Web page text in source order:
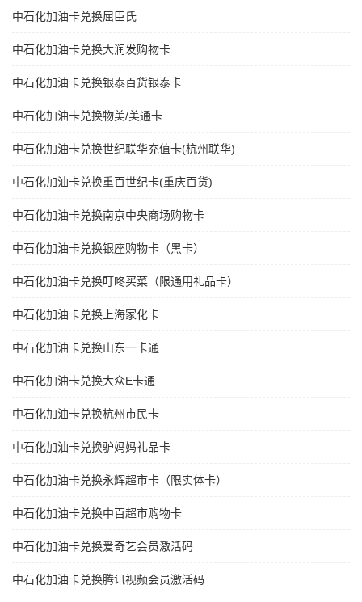
中石化加油卡兑换屈臣氏
中石化加油卡兑换大润发购物卡
中石化加油卡兑换银泰百货银泰卡
中石化加油卡兑换物美/美通卡
中石化加油卡兑换世纪联华充值卡(杭州联华)
中石化加油卡兑换重百世纪卡(重庆百货)
中石化加油卡兑换南京中央商场购物卡
中石化加油卡兑换银座购物卡（黑卡）
中石化加油卡兑换叮咚买菜（限通用礼品卡）
中石化加油卡兑换上海家化卡
中石化加油卡兑换山东一卡通
中石化加油卡兑换大众E卡通
中石化加油卡兑换杭州市民卡
中石化加油卡兑换驴妈妈礼品卡
中石化加油卡兑换永辉超市卡（限实体卡）
中石化加油卡兑换中百超市购物卡
中石化加油卡兑换爱奇艺会员激活码
中石化加油卡兑换腾讯视频会员激活码